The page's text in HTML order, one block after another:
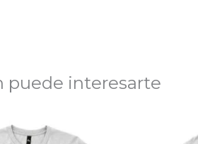
puede interesarte